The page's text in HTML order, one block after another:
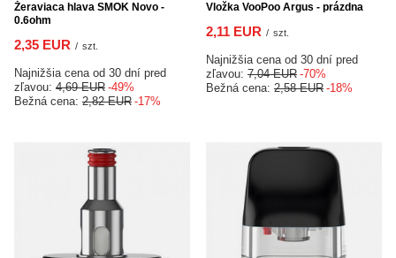
Žeraviaca hlava SMOK Novo -
0.6ohm
2,35 EUR / szt.
Najnižšia cena od 30 dní pred
zľavou: 4,69 EUR -49%
Bežná cena: 2,82 EUR -17%
Vložka VooPoo Argus - prázdna
2,11 EUR / szt.
Najnižšia cena od 30 dní pred
zľavou: 7,04 EUR -70%
Bežná cena: 2,58 EUR -18%